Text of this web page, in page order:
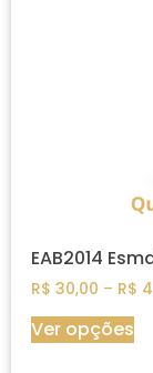
EAB2014
R$ 30,00 – R$
Ver opções